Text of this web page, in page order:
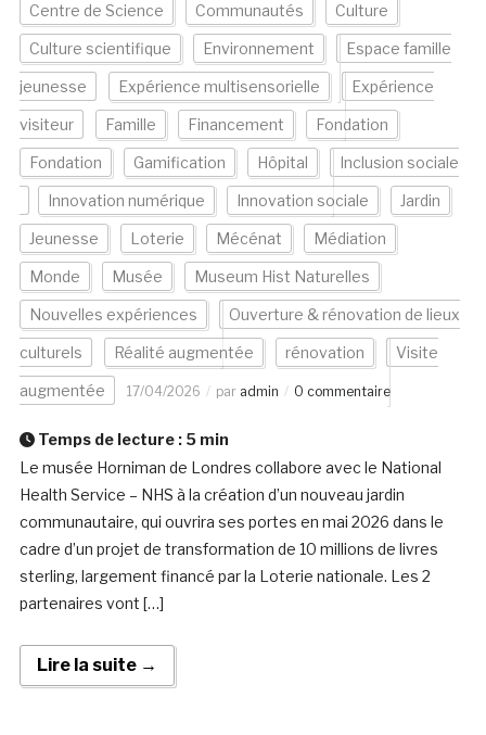
Centre de Science Communautés Culture
Culture scientifique Environnement Espace famille
jeunesse Expérience multisensorielle Expérience
visiteur Famille Financement Fondation
Fondation Gamification Hôpital Inclusion sociale
Innovation numérique Innovation sociale Jardin
Jeunesse Loterie Mécénat Médiation
Monde Musée Museum Hist Naturelles
Nouvelles expériences Ouverture & rénovation de lieux
culturels Réalité augmentée rénovation Visite
augmentée 17/04/2026 par admin 0 commentaire
Temps de lecture : 5 min
Le musée Horniman de Londres collabore avec le National
Health Service – NHS à la création d’un nouveau jardin
communautaire, qui ouvrira ses portes en mai 2026 dans le
cadre d’un projet de transformation de 10 millions de livres
sterling, largement financé par la Loterie nationale. Les 2
partenaires vont […]
Lire la suite →